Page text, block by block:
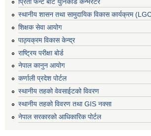
प्रिती फन्ट बाट युनिकोड कन्भर्रटर
स्थानीय शासन तथा सामुदायिक विकास कार्यक्रम
शिक्षक सेवा आयोग
पाठ्यक्रम विकास केन्द्र
राष्ट्रिय परीक्षा बोर्ड
नेपाल कानुन आयोग
कर्णाली प्रदेश पोर्टल
स्थानीय तहको वेवसाईटको विवरण
स्थानीय तहको विवरण तथा GIS नक्सा
नेपाल सरकारको आधिकारिक पोर्टल